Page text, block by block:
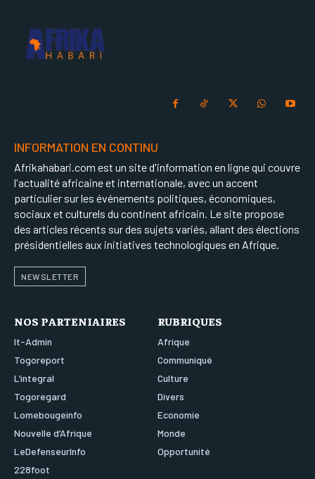
INFORMATION EN CONTINU
Afrikahabari.com est un site d'information en ligne qui couvre
l'actualité africaine et internationale, avec un accent
particulier sur les événements politiques, économiques,
sociaux et culturels du continent africain. Le site propose
des articles récents sur des sujets variés, allant des élections
présidentielles aux initiatives technologiques en Afrique.
NEWSLETTER
NOS PARTENIAIRES
It-Admin
Togoreport
L’integral
Togoregard
Lomebougeinfo
Nouvelle d’Afrique
LeDefenseurInfo
228foot
RUBRIQUES
Afrique
Communiqué
Culture
Divers
Economie
Monde
Opportunité